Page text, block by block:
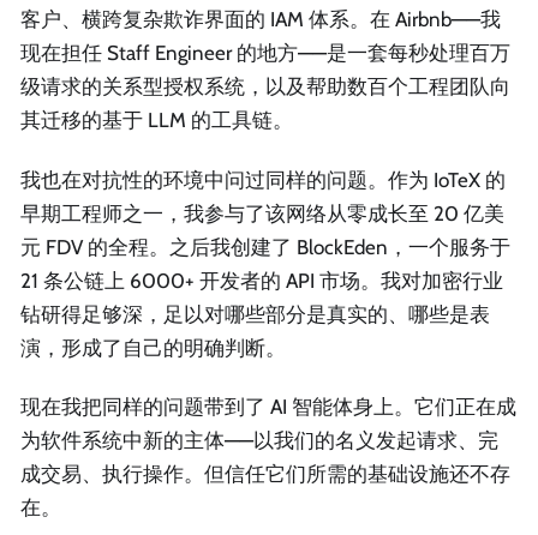
客户、横跨复杂欺诈界面的 IAM 体系。在 Airbnb——我
现在担任 Staff Engineer 的地方——是一套每秒处理百万
级请求的关系型授权系统，以及帮助数百个工程团队向
其迁移的基于 LLM 的工具链。
我也在对抗性的环境中问过同样的问题。作为 IoTeX 的
早期工程师之一，我参与了该网络从零成长至 20 亿美
元 FDV 的全程。之后我创建了 BlockEden，一个服务于
21 条公链上 6000+ 开发者的 API 市场。我对加密行业
钻研得足够深，足以对哪些部分是真实的、哪些是表
演，形成了自己的明确判断。
现在我把同样的问题带到了 AI 智能体身上。它们正在成
为软件系统中新的主体——以我们的名义发起请求、完
成交易、执行操作。但信任它们所需的基础设施还不存
在。